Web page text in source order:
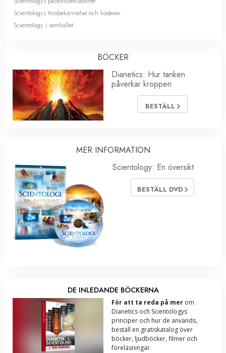
Scientologys trosbekännelse och kodexar
Scientology i samhället
BÖCKER
Dianetics: Hur tanken
påverkar kroppen
BESTÄLL
MER INFORMATION
Scientology: En översikt
BESTÄLL DVD
DE INLEDANDE BÖCKERNA
För att ta reda på mer om
Dianetics och Scientologys
principer och hur de används,
beställ en gratiskatalog över
böcker, ljudböcker, filmer och
föreläsningar.